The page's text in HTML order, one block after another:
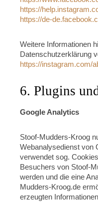
https://
https://de-
Weitere Informationen
Datenschutzerklärung
https://instagram.com/
6. Plugins
Google Analytics
Stoof-Mudders-Kroog
Webanalysedienst von
verwendet sog.
Besuchers von Stoof-
werden und die eine
Mudders-Kroog.de
erzeugten